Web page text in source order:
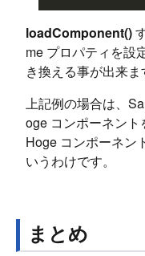
loadComponent()
me プロパティを設
き換える事が出来ま
上記例の場合は、
oge コンポーネン
Hoge コンポーネン
いうわけです。
まとめ